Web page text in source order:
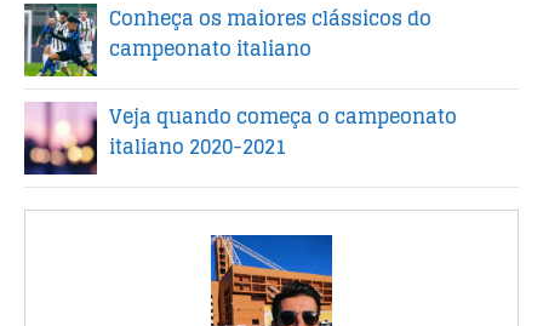
Conheça os maiores clássicos do
campeonato italiano
Veja quando começa o campeonato
italiano 2020-2021